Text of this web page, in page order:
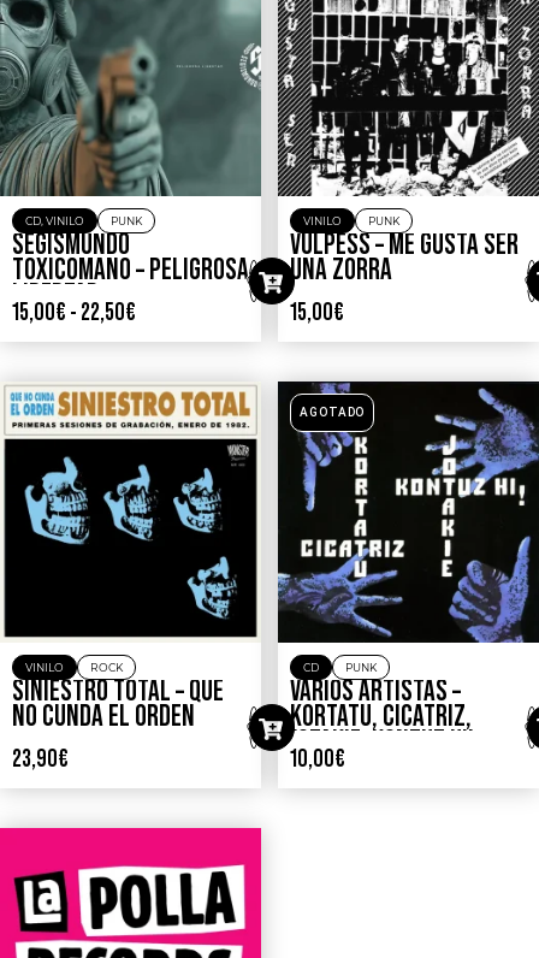
CD, VINILO PUNK
SEGISMUNDO
TOXICOMANO – PELIGROSA
LIBERTAD
15,00€ - 22,50€
VINILO PUNK
VULPESS – ME GUSTA SER
UNA ZORRA
15,00€
VINILO ROCK
SINIESTRO TOTAL – QUE
NO CUNDA EL ORDEN
23,90€
AGOTADO
CD PUNK
VARIOS ARTISTAS –
KORTATU, CICATRIZ,
JOTAKIE, KONTUZ HI!
10,00€